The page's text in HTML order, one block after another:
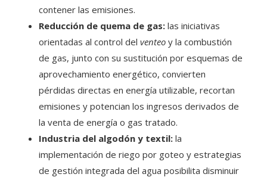
contener las emisiones.
Reducción de quema de gas: las iniciativas
orientadas al control del venteo y la combustión
de gas, junto con su sustitución por esquemas de
aprovechamiento energético, convierten
pérdidas directas en energía utilizable, recortan
emisiones y potencian los ingresos derivados de
la venta de energía o gas tratado.
Industria del algodón y textil: la
implementación de riego por goteo y estrategias
de gestión integrada del agua posibilita disminuir